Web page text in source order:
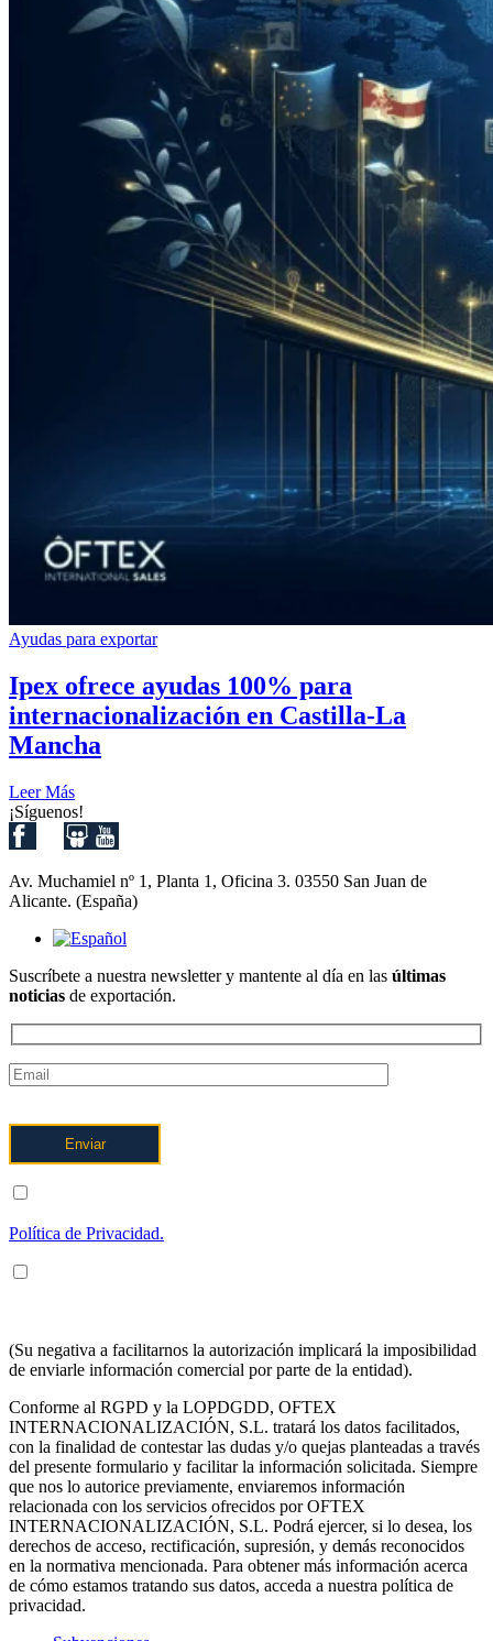
Ayudas para exportar
Ipex ofrece ayudas 100% para
internacionalización en Castilla-La
Mancha
Leer Más
¡Síguenos!
Av. Muchamiel nº 1, Planta 1, Oficina 3. 03550 San Juan de
Alicante. (España)
Suscríbete a nuestra newsletter y mantente al día en las últimas
noticias de exportación.
Política de Privacidad.
(Su negativa a facilitarnos la autorización implicará la imposibilidad
de enviarle información comercial por parte de la entidad).
Conforme al RGPD y la LOPDGDD, OFTEX
INTERNACIONALIZACIÓN, S.L. tratará los datos facilitados,
con la finalidad de contestar las dudas y/o quejas planteadas a través
del presente formulario y facilitar la información solicitada. Siempre
que nos lo autorice previamente, enviaremos información
relacionada con los servicios ofrecidos por OFTEX
INTERNACIONALIZACIÓN, S.L. Podrá ejercer, si lo desea, los
derechos de acceso, rectificación, supresión, y demás reconocidos
en la normativa mencionada. Para obtener más información acerca
de cómo estamos tratando sus datos, acceda a nuestra política de
privacidad.